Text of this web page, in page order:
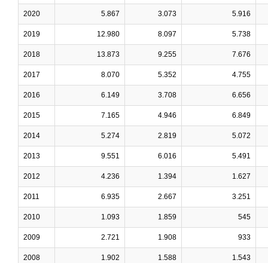
2020 5.867 3.073 5.916
2019 12.980 8.097 5.738
2018 13.873 9.255 7.676
2017 8.070 5.352 4.755
2016 6.149 3.708 6.656
2015 7.165 4.946 6.849
2014 5.274 2.819 5.072
2013 9.551 6.016 5.491
2012 4.236 1.394 1.627
2011 6.935 2.667 3.251
2010 1.093 1.859 545
2009 2.721 1.908 933
2008 1.902 1.588 1.543